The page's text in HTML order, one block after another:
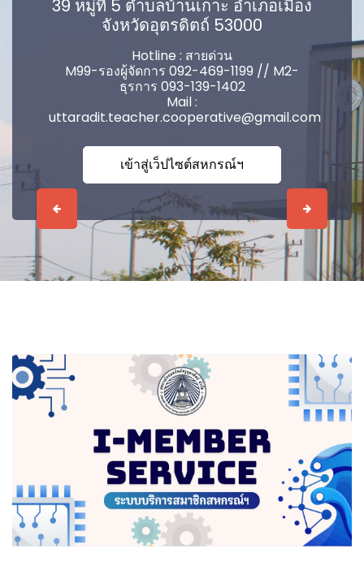
Previous Next
39 หมู่ที่ 5 ตำบลบ้านเกาะ อำเภอเมือง
จังหวัดอุตรดิตถ์ 53000
Hotline : สายด่วน
M99-รองผู้จัดการ 092-469-1199 // M2-
ธุรการ 093-139-1402
Mail :
uttaradit.teacher.cooperative@gmail.com
เข้าสู่เว็ปไซต์สหกรณ์ฯ